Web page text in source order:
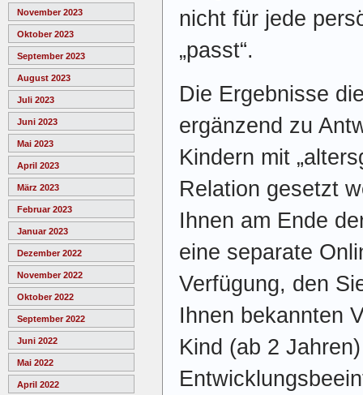
November 2023
Oktober 2023
September 2023
August 2023
Juli 2023
Juni 2023
Mai 2023
April 2023
März 2023
Februar 2023
Januar 2023
Dezember 2022
November 2022
Oktober 2022
September 2022
Juni 2022
Mai 2022
April 2022
nicht für jede
„passt“.
Die Ergebnisse
ergänzend zu
Kindern mit
Relation gesetzt
Ihnen am Ende
eine separate
Verfügung, den
Ihnen bekannten
Kind (ab 2